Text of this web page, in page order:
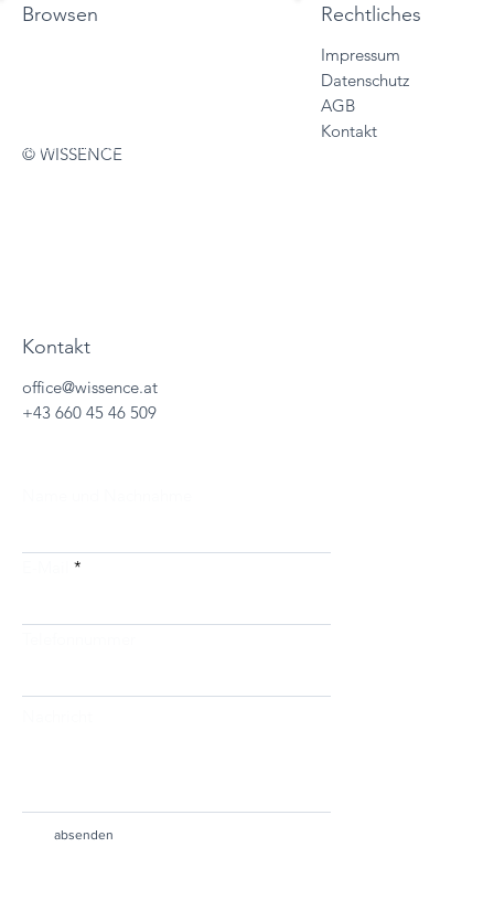
© WISSENCE
Browsen
Sales Trainings
Rechtliches
Impressum
Datenschutz
AGB
Kontakt
absenden
Kontakt
office@wissence.at
+43 660 45 46 509